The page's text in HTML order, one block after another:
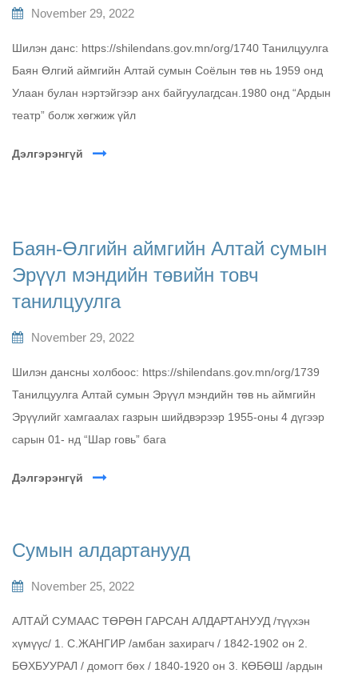
November 29, 2022
Шилэн данс: https://shilendans.gov.mn/org/1740 Танилцуулга
Баян Өлгий аймгийн Алтай сумын Соёлын төв нь 1959 онд
Улаан булан нэртэйгээр анх байгуулагдсан.1980 онд “Ардын
театр” болж хөгжиж үйл
Дэлгэрэнгүй
Баян-Өлгийн аймгийн Алтай сумын
Эрүүл мэндийн төвийн товч
танилцуулга
November 29, 2022
Шилэн дансны холбоос: https://shilendans.gov.mn/org/1739
Танилцуулга Алтай сумын Эрүүл мэндийн төв нь аймгийн
Эрүүлийг хамгаалах газрын шийдвэрээр 1955-оны 4 дүгээр
сарын 01- нд “Шар говь” бага
Дэлгэрэнгүй
Сумын алдартанууд
November 25, 2022
АЛТАЙ СУМААС ТӨРӨН ГАРСАН АЛДАРТАНУУД /түүхэн
хүмүүс/ 1. С.ЖАНГИР /амбан захирагч / 1842-1902 он 2.
БӨХБУУРАЛ / домогт бөх / 1840-1920 он 3. КӨБӨШ /ардын